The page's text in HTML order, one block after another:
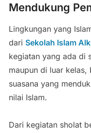
Mendukung
Lingkungan yang
dari Sekolah Islam
kegiatan yang ada di
maupun di luar kelas,
suasana yang
nilai Islam.
Dari kegiatan sholat